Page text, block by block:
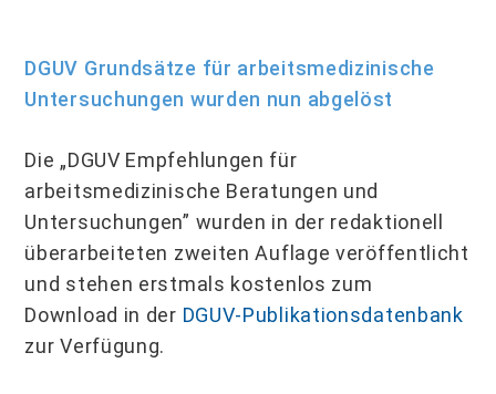
DGUV Grundsätze für arbeitsmedizinische
Untersuchungen wurden nun abgelöst
Die „DGUV Empfehlungen für
arbeitsmedizinische Beratungen und
Untersuchungen” wurden in der redaktionell
überarbeiteten zweiten Auflage veröffentlicht
und stehen erstmals kostenlos zum
Download in der DGUV-Publikationsdatenbank
zur Verfügung.